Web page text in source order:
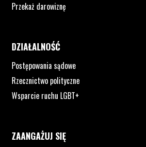
Przekaż darowiznę
DZIAŁALNOŚĆ
Postępowania sądowe
Rzecznictwo polityczne
Wsparcie ruchu LGBT+
ZAANGAŻUJ SIĘ